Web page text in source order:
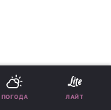
ПОГОДА ЛАЙТ